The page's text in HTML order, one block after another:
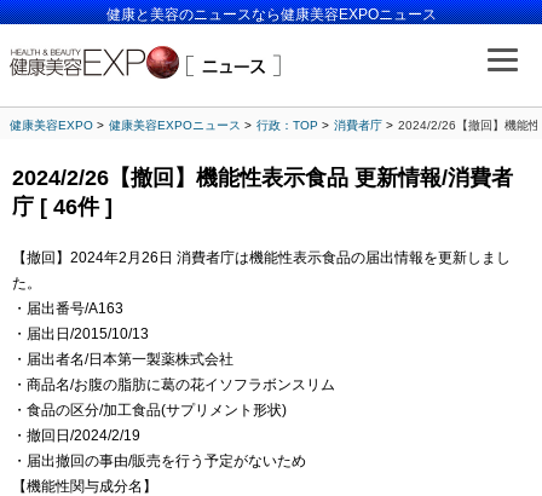
健康と美容のニュースなら健康美容EXPOニュース
健康美容EXPO 健康美容EXPOニュース 行政：TOP 消費者庁 2024/2/26【撤回】機能
2024/2/26【撤回】機能性表示食品 更新情報/消費者
庁 [ 46件 ]
【撤回】2024年2月26日 消費者庁は機能性表示食品の届出情報を更新しまし
た。
・届出番号/A163
・届出日/2015/10/13
・届出者名/日本第一製薬株式会社
・商品名/お腹の脂肪に葛の花イソフラボンスリム
・食品の区分/加工食品(サプリメント形状)
・撤回日/2024/2/19
・届出撤回の事由/販売を行う予定がないため
【機能性関与成分名】